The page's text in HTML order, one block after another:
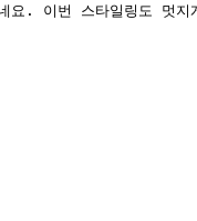
요. 이번 스타일링도 멋지